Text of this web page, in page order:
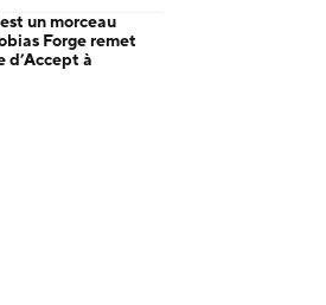
un morceau
Forge remet
d’Accept à